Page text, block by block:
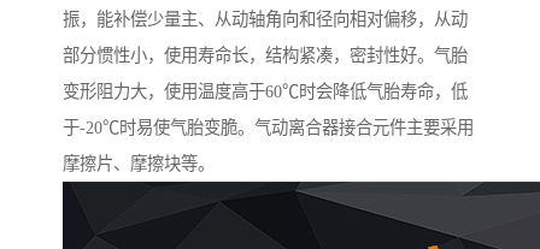
振，能补偿少量主、从动轴角向和径向相对偏移，从动
部分惯性小，使用寿命长，结构紧凑，密封性好。气胎
变形阻力大，使用温度高于60℃时会降低气胎寿命，低
于-20℃时易使气胎变脆。气动离合器接合元件主要采用
摩擦片、摩擦块等。